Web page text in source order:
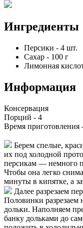
Ингредиенты
Персики - 4 шт.
Сахар - 100 г
Лимонная
Информация
Консервация
Порций - 4
Время приготовления
Берем спелые,
их под холодной
персикам — немного
Чтобы она легко
минуты в кипятке, а
Далее разрезаем
Половинки разрезаем
дольки. Наполняем
банку дольками до